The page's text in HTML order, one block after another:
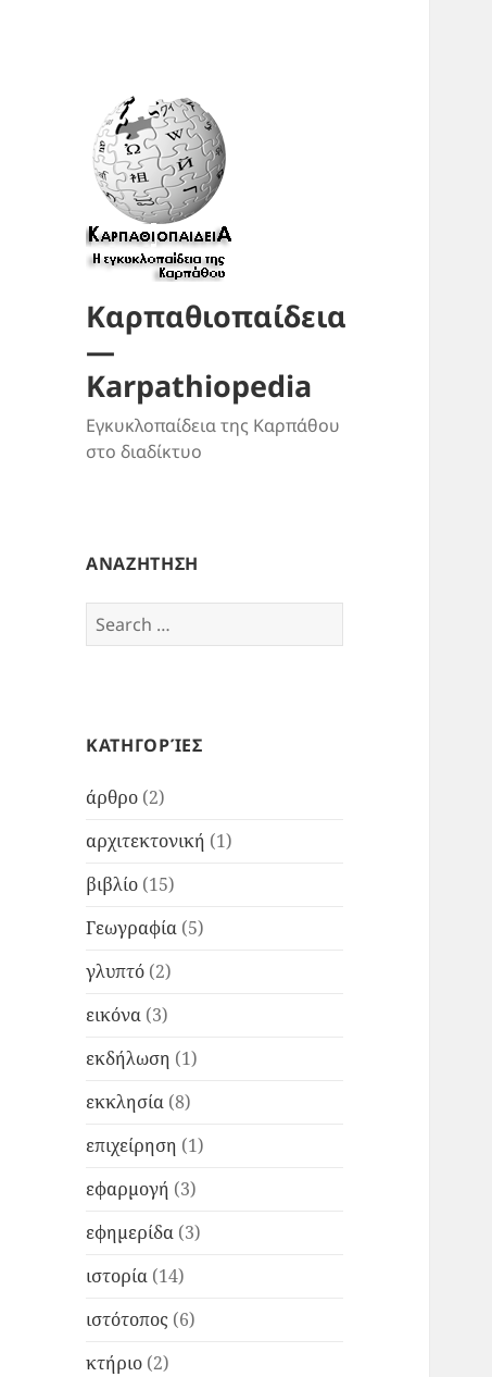
Καρπαθιοπαίδεια
—
Karpathiopedia
Εγκυκλοπαίδεια της Καρπάθου
στο διαδίκτυο
ΑΝΑΖΗΤΗΣΗ
Search
for:
ΚΑΤΗΓΟΡΊΕΣ
άρθρο (2)
αρχιτεκτονική (1)
βιβλίο (15)
Γεωγραφία (5)
γλυπτό (2)
εικόνα (3)
εκδήλωση (1)
εκκλησία (8)
επιχείρηση (1)
εφαρμογή (3)
εφημερίδα (3)
ιστορία (14)
ιστότοπος (6)
κτήριο (2)